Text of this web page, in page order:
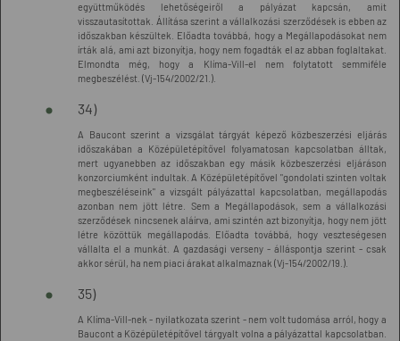
együttműködés lehetőségeiről a pályázat kapcsán, amit
visszautasítottak. Állítása szerint a vállalkozási szerződések is ebben az
időszakban készültek. Előadta továbbá, hogy a Megállapodásokat nem
írták alá, ami azt bizonyítja, hogy nem fogadták el az abban foglaltakat.
Elmondta még, hogy a Klíma-Vill-el nem folytatott semmiféle
megbeszélést. (Vj-154/2002/21.).
34)
A Baucont szerint a vizsgálat tárgyát képező közbeszerzési eljárás
időszakában a Középületépítővel folyamatosan kapcsolatban álltak,
mert ugyanebben az időszakban egy másik közbeszerzési eljáráson
konzorciumként indultak. A Középületépítővel "gondolati szinten voltak
megbeszéléseink" a vizsgált pályázattal kapcsolatban, megállapodás
azonban nem jött létre. Sem a Megállapodások, sem a vállalkozási
szerződések nincsenek aláírva, ami szintén azt bizonyítja, hogy nem jött
létre közöttük megállapodás. Előadta továbbá, hogy veszteségesen
vállalta el a munkát. A gazdasági verseny - álláspontja szerint - csak
akkor sérül, ha nem piaci árakat alkalmaznak (Vj-154/2002/19.).
35)
A Klíma-Vill-nek - nyilatkozata szerint - nem volt tudomása arról, hogy a
Baucont a Középületépítővel tárgyalt volna a pályázattal kapcsolatban.